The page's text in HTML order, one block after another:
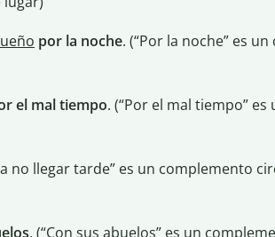
por la noche. (“Por la noche” es
el mal tiempo. (“Por el mal tiempo”
no llegar tarde” es un complemento
. (“Con sus abuelos” es un